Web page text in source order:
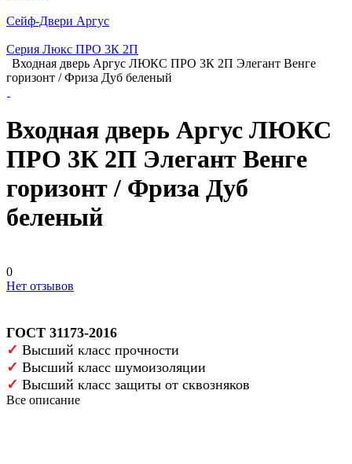
Сейф-Двери Аргус
Серия Люкс ПРО 3К 2П
Входная дверь Аргус ЛЮКС ПРО 3К 2П Элегант Венге
горизонт / Фриза Дуб беленый
Входная дверь Аргус ЛЮКС
ПРО 3К 2П Элегант Венге
горизонт / Фриза Дуб
беленый
0
Нет отзывов
ГОСТ 31173-2016
✓ Высший класс прочности
✓ Высший класс шумоизоляции
✓ Высший класс защиты от сквозняков
Все описание